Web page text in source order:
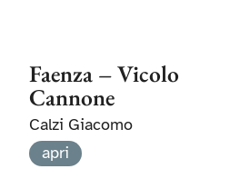
Faenza – Vicolo
Cannone
Calzi Giacomo
apri